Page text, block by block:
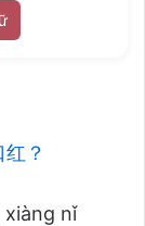
？
xiàng nǐ